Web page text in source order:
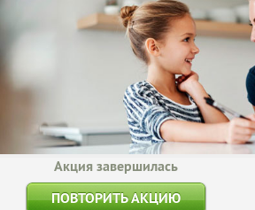
Акция завершилась
ПОВТОРИТЬ АКЦИЮ